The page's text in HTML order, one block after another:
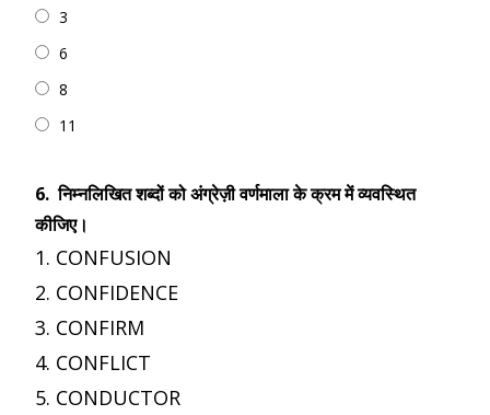
3
6
8
11
6. निम्नलिखित शब्दों को अंग्रेज़ी वर्णमाला के क्रम में व्यवस्थित
कीजिए।
1. CONFUSION
2. CONFIDENCE
3. CONFIRM
4. CONFLICT
5. CONDUCTOR